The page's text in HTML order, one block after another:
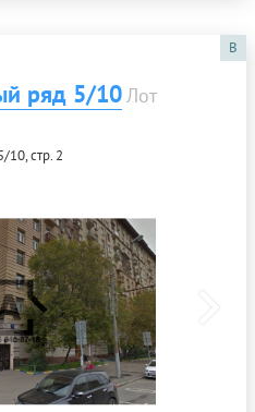
B
ряд 5/10Лот
10, стр. 2